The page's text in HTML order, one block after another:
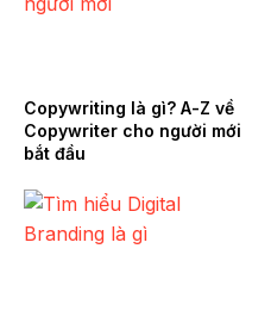
Copywriting là gì? A-Z về
Copywriter cho người mới
bắt đầu